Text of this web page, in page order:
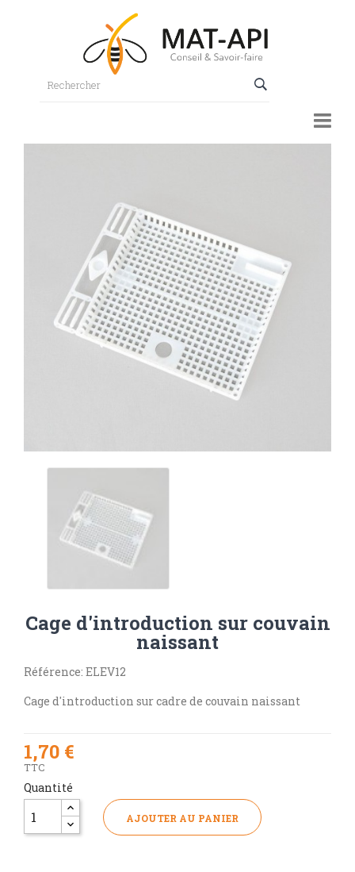
Cage d'introduction sur couvain
naissant
Référence: ELEV12
Cage d'introduction sur cadre de couvain naissant
1,70 €
TTC
Quantité
AJOUTER AU PANIER